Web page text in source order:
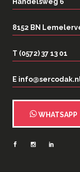
8152 BN
T (0572) 37 13 01
E
WHATSAPP